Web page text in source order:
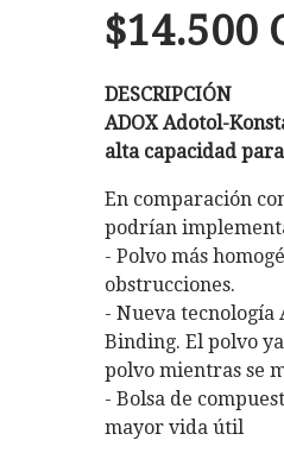
$14.500
DESCRIPCIÓN
ADOX Adotol-
alta capacidad
En comparación
podrían
- Polvo más
obstrucciones.
- Nueva tecnología
Binding. El polvo
polvo mientras se
- Bolsa de
mayor vida útil